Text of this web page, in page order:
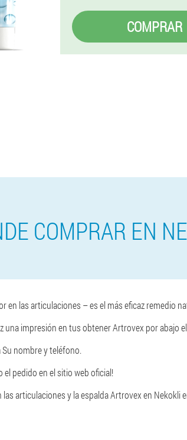
COMPRAR
COMPRAR EN
en las articulaciones – es el más eficaz remedio
una impresión en tus obtener Artrovex por abajo
nombre y teléfono.
pedido en el sitio web oficial!
articulaciones y la espalda Artrovex en